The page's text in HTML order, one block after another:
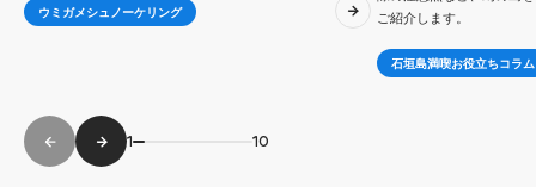
ウミガメシュノーケリング
ご紹介します。
石垣島満喫お役立ちコラム
1 10